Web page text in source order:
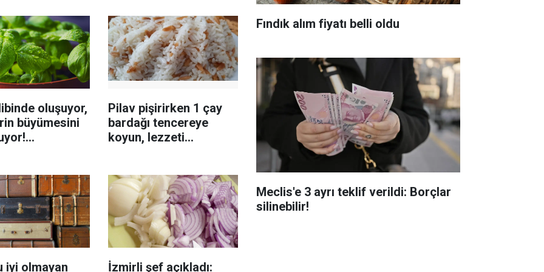
oluşuyor,
büyümesini
Pilav pişirirken 1 çay
bardağı tencereye
koyun, lezzeti
iyi olmayan İzmirli şef açıkladı:
Fındık alım fiyatı belli oldu
Meclis'e 3 ayrı teklif verildi: Borçlar
silinebilir!